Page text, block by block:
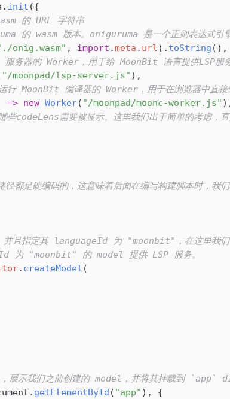
. init ({
的 URL 字符串
的 wasm 版本。oniguruma 是一个正则表达式引
onig.wasm" , import .meta . url). toString (),
务器的 Worker，用于给 MoonBit 语言提供LSP服务
"/moonpad/lsp-server.js" ),
行 MoonBit 编译器的 Worker，用于在浏览器中直接
=> new Worker( "/moonpad/moonc-worker.js"
些codeLens需要被显示。这里我们出于简单的考虑，
都是硬编码的，这意味着后面在编写构建脚本时，我们
指定其 languageId 为 "moonbit"，在这里我们可
为 "moonbit" 的 model 提供 LSP 服务。
. createModel (
示我们之前创建的 model，并将其挂载到 `app`
. getElementById ( "app" ), {